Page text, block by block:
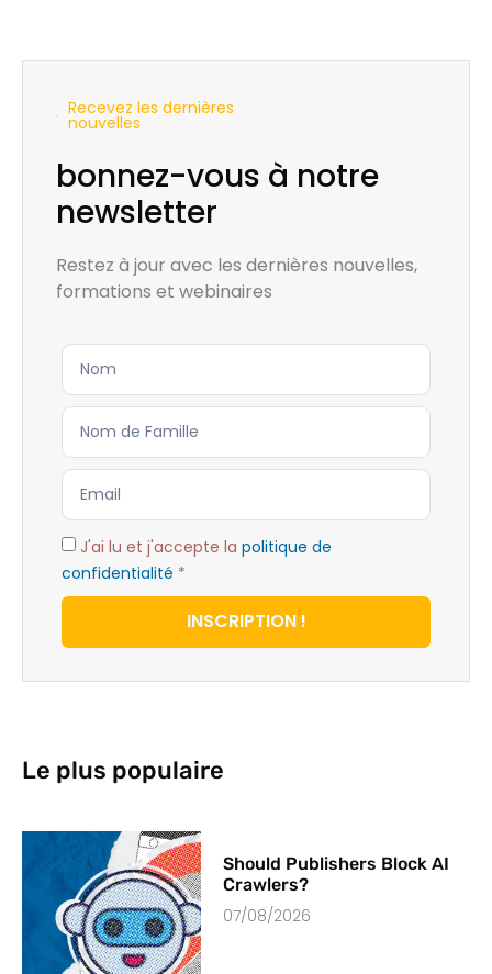
Recevez les dernières
nouvelles
bonnez-vous à notre
newsletter
Restez à jour avec les dernières nouvelles,
formations et webinaires
J'ai lu et j'accepte la politique de
confidentialité *
INSCRIPTION !
Le plus populaire
Should Publishers Block AI
Crawlers?
07/08/2026